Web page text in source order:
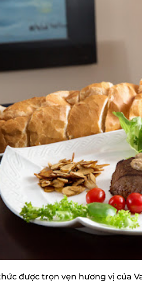
được trọn vẹn hương vị của